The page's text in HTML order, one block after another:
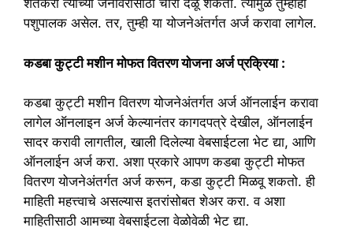
शेतकरी त्याच्या जनावरांसाठी चारा दळू शकतो. त्यामुळे तुम्हीही
पशुपालक असेल. तर, तुम्ही या योजनेअंतर्गत अर्ज करावा लागेल.
कडबा कुट्टी मशीन मोफत वितरण योजना अर्ज प्रक्रिया :
कडबा कुट्टी मशीन वितरण योजनेअंतर्गत अर्ज ऑनलाईन करावा
लागेल‌ ऑनलाइन अर्ज केल्यानंतर कागदपत्रे देखील, ऑनलाईन
सादर करावी लागतील, खाली दिलेल्या वेबसाईटला भेट द्या, आणि
ऑनलाईन अर्ज करा. अशा प्रकारे आपण कडबा कुट्टी मोफत
वितरण योजनेअंतर्गत अर्ज करून, कडा कुट्टी मिळवू शकतो. ही
माहिती महत्त्वाचे असल्यास इतरांसोबत शेअर करा. व अशा
माहितीसाठी आमच्या वेबसाईटला वेळोवेळी भेट द्या.